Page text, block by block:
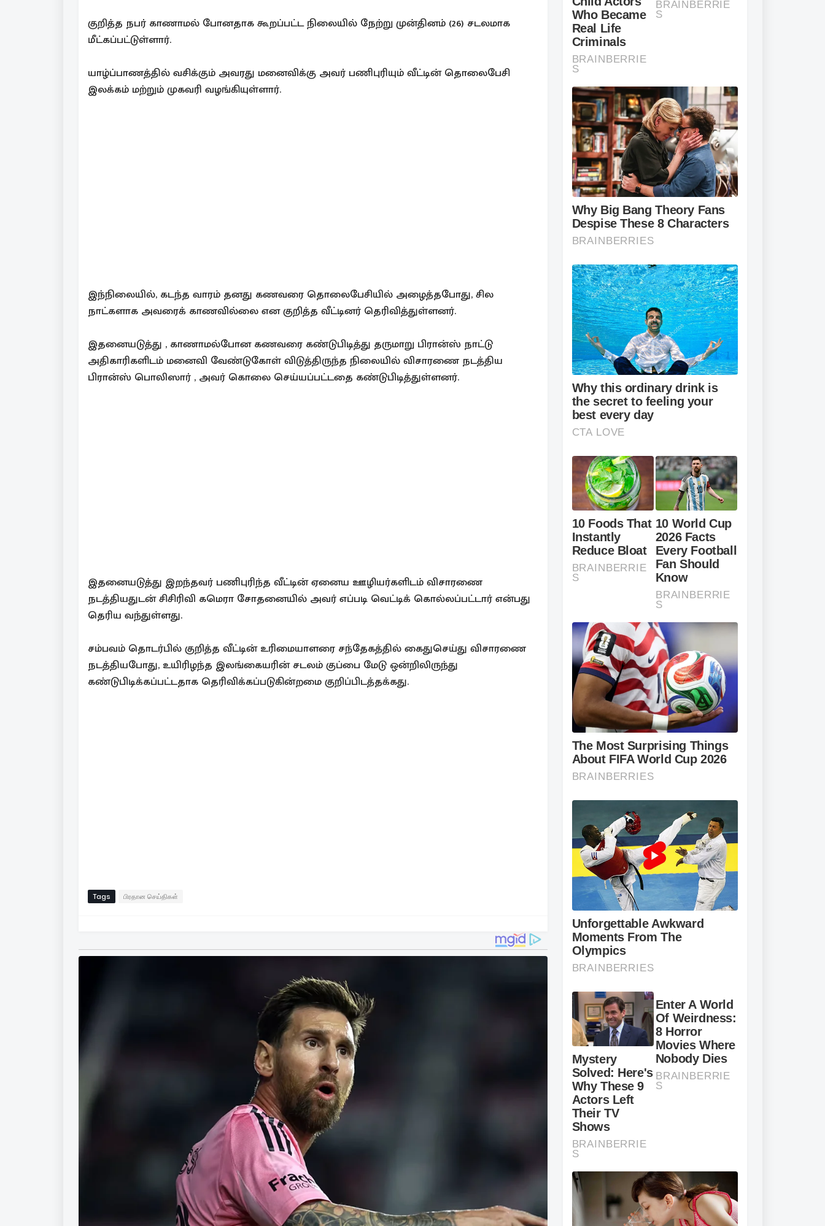
குறித்த நபர் காணாமல் போனதாக கூறப்பட்ட நிலையில் நேற்று முன்தினம் (26) சடலமாக
மீட்கப்பட்டுள்ளார்.
யாழ்ப்பாணத்தில் வசிக்கும் அவரது மனைவிக்கு அவர் பணிபுரியும் வீட்டின் தொலைபேசி
இலக்கம் மற்றும் முகவரி வழங்கியுள்ளார்.
இந்நிலையில், கடந்த வாரம் தனது கணவரை தொலைபேசியில் அழைத்தபோது, சில
நாட்களாக அவரைக் காணவில்லை என குறித்த வீட்டினர் தெரிவித்துள்ளனர்.
இதனையடுத்து , காணாமல்போன கணவரை கண்டுபிடித்து தருமாறு பிரான்ஸ் நாட்டு
அதிகாரிகளிடம் மனைவி வேண்டுகோள் விடுத்திருந்த நிலையில் விசாரணை நடத்திய
பிரான்ஸ் பொலிஸார் , அவர் கொலை செய்யப்பட்டதை கண்டுபிடித்துள்ளனர்.
இதனையடுத்து இறந்தவர் பணிபுரிந்த வீட்டின் ஏனைய ஊழியர்களிடம் விசாரணை
நடத்தியதுடன் சிசிரிவி கமெரா சோதனையில் அவர் எப்படி வெட்டிக் கொல்லப்பட்டார் என்பது
தெரிய வந்துள்ளது.
சம்பவம் தொடர்பில் குறித்த வீட்டின் உரிமையாளரை சந்தேகத்தில் கைதுசெய்து விசாரணை
நடத்தியபோது, உயிரிழந்த இலங்கையரின் சடலம் குப்பை மேடு ஒன்றிலிருந்து
கண்டுபிடிக்கப்பட்டதாக தெரிவிக்கப்படுகின்றமை குறிப்பிடத்தக்கது.
Tags பிரதான செய்திகள்